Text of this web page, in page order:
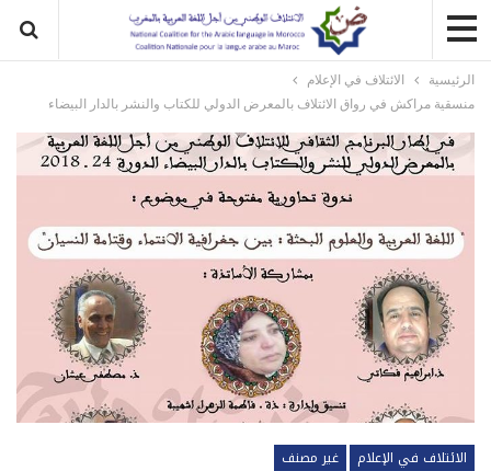
الرئيسية
الائتلاف في الإعلام
منسقية مراكش في رواق الائتلاف بالمعرض الدولي للكتاب والنشر بالدار البيضاء
الائتلاف في الإعلام
غير مصنف